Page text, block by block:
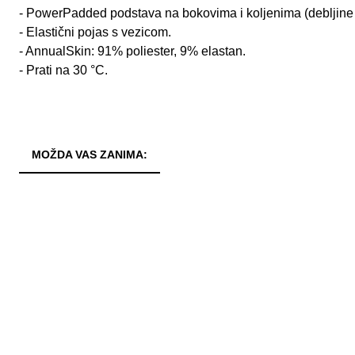
- PowerPadded podstava na bokovima i koljenima (debljine
- Elastični pojas s vezicom.
- AnnualSkin: 91% poliester, 9% elastan.
- Prati na 30 °C.
MOŽDA VAS ZANIMA: